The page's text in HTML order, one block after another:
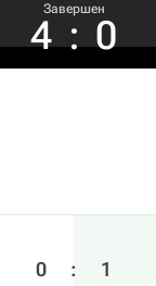
Завершен
4 : 0
0 : 1